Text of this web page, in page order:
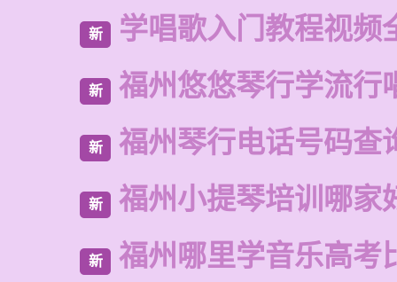
新 学唱歌入门教程视频
新 福州悠悠琴行学流行
新 福州琴行电话号码查
新 福州小提琴培训哪家
新 福州哪里学音乐高考